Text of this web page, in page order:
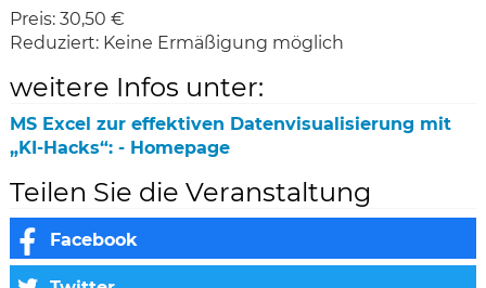
Preis: 30,50 €
Reduziert: Keine Ermäßigung möglich
weitere Infos unter:
MS Excel zur effektiven Datenvisualisierung mit
„KI-Hacks“: - Homepage
Teilen Sie die Veranstaltung